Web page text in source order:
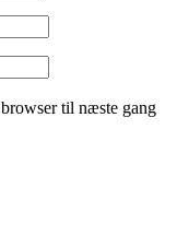
til næste gang